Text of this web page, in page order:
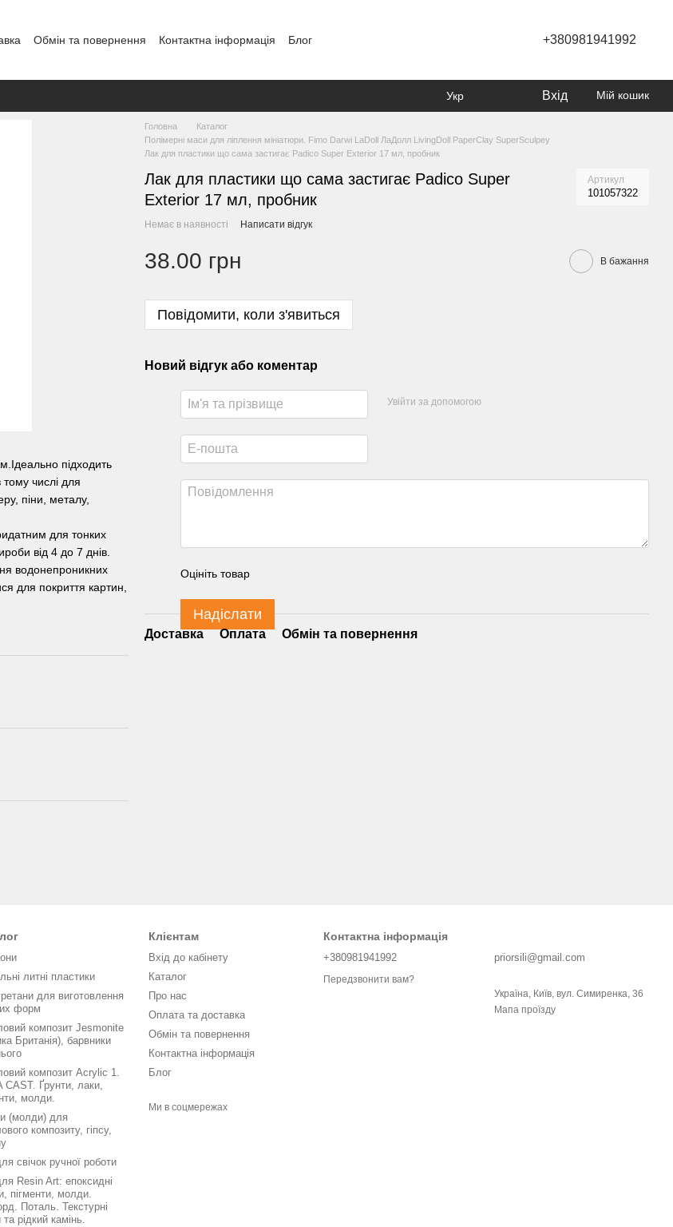
Обмін та повернення Контактна інформація Блог +380981941992
Укр Вхід Мій кошик
підходить
числі для
піни, металу,
для тонких
від 4 до 7 днів.
водонепроникних
для покриття картин,
Головна
Каталог
Полімерні маси для ліплення мініатюри. Fimo Darwi LaDoll ЛаДолл LivingDoll PaperClay SuperSculpey
Лак для пластики що сама застигає Padico Super Exterior 17 мл, пробник
Лак для пластики що сама застигає Padico Super
Exterior 17 мл, пробник
Артикул
101057322
Немає в наявності Написати відгук
38.00 грн В бажання
Повідомити, коли з'явиться
Новий відгук або коментар
Увійти за допомогою
Оцініть товар
Надіслати
Доставка Оплата Обмін та повернення
литні пластики
для виготовлення
форм
композит Jesmonite
Британія), барвники
композит Acrylic 1.
CAST. Ґрунти, лаки,
молди.
(молди) для
композиту, гіпсу,
свічок ручної роботи
Resin Art: епоксидні
пігменти, молди.
Поталь. Текстурні
та рідкий камінь.
Клієнтам
Вхід до кабінету
Каталог
Про нас
Оплата та доставка
Обмін та повернення
Контактна інформація
Блог
Ми в соцмережах
Контактна інформація
+380981941992
Передзвонити вам?
priorsili@gmail.com
Україна, Київ, вул. Симиренка, 36
Мапа проїзду